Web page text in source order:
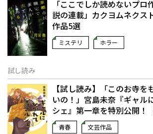
「ここでしか読めないプロ
説の連載」――カクヨムネク
作品5選
ミステリ ホラー
試し読み
【試し読み】「このお寺を
いの！」宮島未奈『ギャル
シェ』第一章を特別公開！
青春 文芸作品